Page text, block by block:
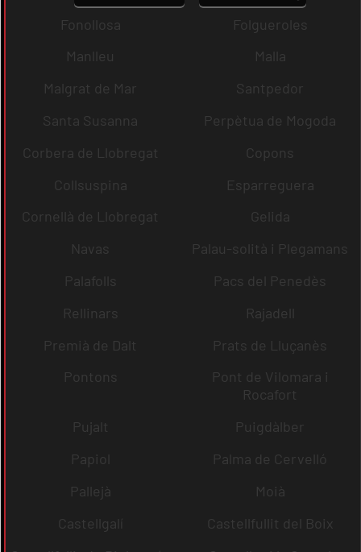
Fonollosa
Folgueroles
Manlleu
Malla
Malgrat de Mar
Santpedor
Santa Susanna
Perpètua de Mogoda
Corbera de Llobregat
Copons
Collsuspina
Esparreguera
Cornellà de Llobregat
Gelida
Navas
Palau-solità i Plegamans
Palafolls
Pacs del Penedès
Rellinars
Rajadell
Premià de Dalt
Prats de Lluçanès
Pontons
Pont de Vilomara i
Rocafort
Pujalt
Puigdàlber
Papiol
Palma de Cervelló
Pallejà
Moià
Castellgalí
Castellfullit del Boix